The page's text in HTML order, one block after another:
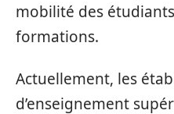
mobilité des
formations.
Actuellement, les
d’enseignement